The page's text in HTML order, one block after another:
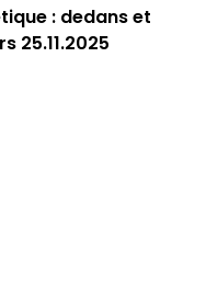
: dedans et
25.11.2025